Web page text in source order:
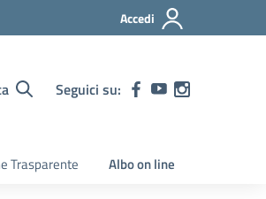
Accedi
Seguici su:
Trasparente Albo on line